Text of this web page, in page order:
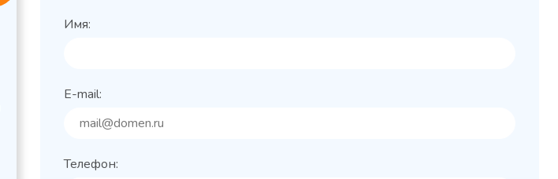
Холодильный
Polair ШХФ-0,2
Расход
Имя:
E-mail:
Телефон: